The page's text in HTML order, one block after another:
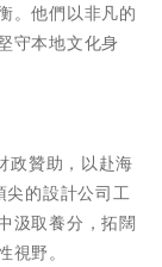
。他們以非凡的
守本地文化身
政贊助，以赴海
尖的設計公司工
汲取養分，拓闊
野。